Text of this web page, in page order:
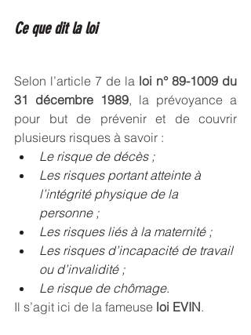
Ce que dit la loi
Selon l’article 7 de la loi n° 89-1009 du
31 décembre 1989, la prévoyance a
pour but de prévenir et de couvrir
plusieurs risques à savoir :
Le risque de décès ;
Les risques portant atteinte à
l’intégrité physique de la
personne ;
Les risques liés à la maternité ;
Les risques d’incapacité de travail
ou d’invalidité ;
Le risque de chômage.
Il s’agit ici de la fameuse loi EVIN.